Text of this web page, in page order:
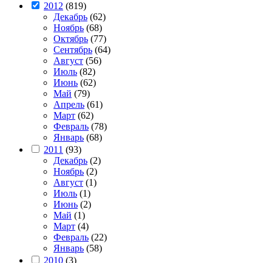
2012 (819)
Декабрь (62)
Ноябрь (68)
Октябрь (77)
Сентябрь (64)
Август (56)
Июль (82)
Июнь (62)
Май (79)
Апрель (61)
Март (62)
Февраль (78)
Январь (68)
2011 (93)
Декабрь (2)
Ноябрь (2)
Август (1)
Июль (1)
Июнь (2)
Май (1)
Март (4)
Февраль (22)
Январь (58)
2010 (3)